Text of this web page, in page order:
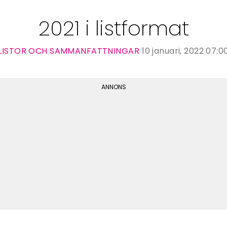
2021 i listformat
OCH SAMMANFATTNINGAR 10 januari, 2022